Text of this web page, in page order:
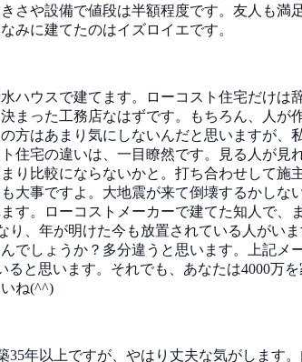
さや設備で値段は半額程度です。友人も満
みに建てたのはイズロイエです。
ハウスで建てます。ローコスト住宅だけは
った工務店なはずです。もちろん、人が
方はあまり気にしないんだと思いますが、
住宅の違いは、一目瞭然です。見る人が見
り比較にならないかと。打ち合わせして施
大事ですよ。大地震が来て倒壊するかしな
。ローコストメーカーで建てた知人で、
、年が明けた今も放置されている人がい
でしょうか？多分違うと思います。上記メ
と思います。それでも、あなたは4000万
ね(^^)
年以上ですが、やはり丈夫な気がします